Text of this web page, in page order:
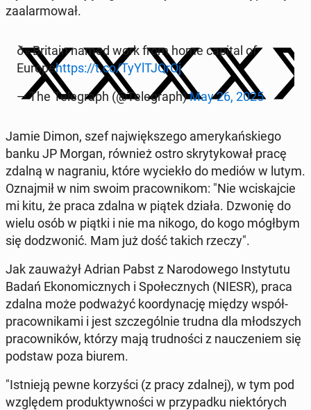
za­alar­mo­wał.
ð» Britain named work from home capital of
Europehttps://t.co/Ty­Yl­TJQrOj
— The Te­le­graph (@Te­le­graph)May 26, 2025
Jamie Dimon, szef naj­więk­sze­go ame­ry­kań­skie­go
banku JP Morgan, również ostro skry­ty­ko­wał pracę
zdalną w na­gra­niu, które wy­cie­kło do mediów w lutym.
Oznaj­mił w nim swoim pra­cow­ni­kom: "Nie wci­skaj­cie
mi kitu, że praca zdalna w piątek działa. Dzwonię do
wielu osób w piątki i nie ma nikogo, do kogo mógłbym
się do­dzwo­nić. Mam już dość takich rzeczy".
Jak za­uwa­żył Adrian Pabst z Na­ro­do­we­go In­sty­tu­tu
Badań Eko­no­micz­nych i Spo­łecz­nych (NIESR), praca
zdalna może pod­wa­żyć ko­or­dy­na­cję między współ­
pra­cow­ni­ka­mi i jest szcze­gól­nie trudna dla młod­szych
pra­cow­ni­ków, którzy mają trud­no­ści z na­ucze­niem się
podstaw poza biurem.
"Ist­nie­ją pewne ko­rzy­ści (z pracy zdalnej), w tym pod
wzglę­dem pro­duk­tyw­no­ści w przy­pad­ku nie­któ­rych